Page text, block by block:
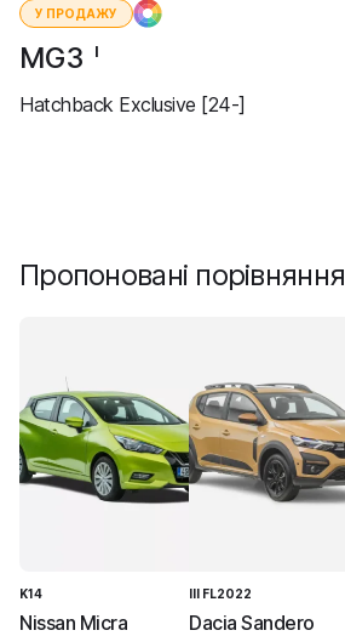
У ПРОДАЖУ
MG3 I
Hatchback Exclusive [24-]
Пропоновані порівняння
K14
Nissan Micra
III FL2022
Dacia Sandero